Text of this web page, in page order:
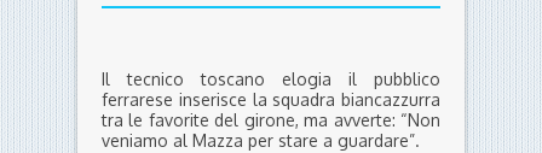
Il tecnico toscano elogia il pubblico
ferrarese inserisce la squadra biancazzurra
tra le favorite del girone, ma avverte: “Non
veniamo al Mazza per stare a guardare”.